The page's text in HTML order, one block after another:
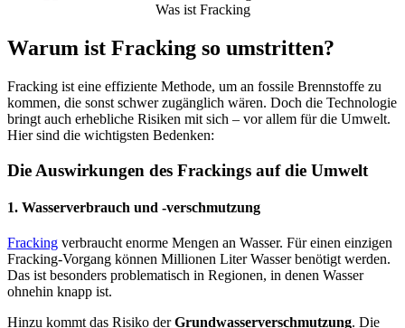
Warum ist Fracking so umstritten?
Fracking ist eine effiziente Methode, um an fossile Brennstoffe zu
kommen, die sonst schwer zugänglich wären. Doch die Technologie
bringt auch erhebliche Risiken mit sich – vor allem für die Umwelt.
Hier sind die wichtigsten Bedenken:
Die Auswirkungen des Frackings auf die Umwelt
1. Wasserverbrauch und -verschmutzung
Fracking verbraucht enorme Mengen an Wasser. Für einen einzigen
Fracking-Vorgang können Millionen Liter Wasser benötigt werden.
Das ist besonders problematisch in Regionen, in denen Wasser
ohnehin knapp ist.
Hinzu kommt das Risiko derGrundwasserverschmutzung. Die